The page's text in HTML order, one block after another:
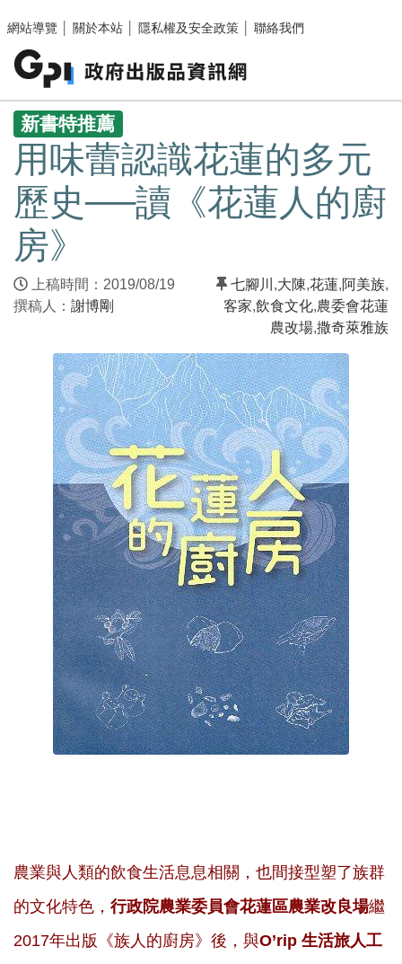
網站導覽
關於本站 隱私權及安全政策 聯絡我們
:::
新書特推薦
用味蕾認識花蓮的多元
歷史──讀《花蓮人的廚
房》
上稿時間：2019/08/19
撰稿人： 謝博剛
七腳川 ,大陳,花蓮,阿美族,
客家,飲食文化,農委會花蓮
農改場,撒奇萊雅族
農業與人類的飲食生活息息相關，也間接型塑了族群
的文化特色， 行政院農業委員會花蓮區農業改良場繼
2017年出版《族人的廚房》後，與O’rip 生活旅人工